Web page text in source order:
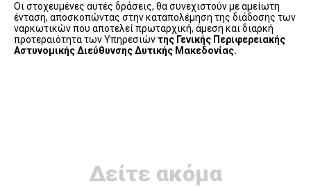
Οι στοχευμένες αυτές δράσεις, θα συνεχιστούν με αμείωτη
ένταση, αποσκοπώντας στην καταπολέμηση της διάδοσης των
ναρκωτικών που αποτελεί πρωταρχική, άμεση και διαρκή
προτεραιότητα των Υπηρεσιώντης Γενικής Περιφερειακής
Αστυνομικής Διεύθυνσης Δυτικής Μακεδονίας.
Δείτε ακόμα